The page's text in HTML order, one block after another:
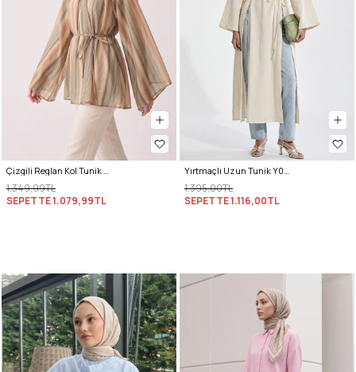
Çizgili Reglan Kol Tunik 260203 - HAKİ
1.349,99TL
SEPETTE1.079,99TL
Yırtmaçlı Uzun Tunik Y0162 - EKRU
1.395,00TL
SEPETTE1.116,00TL